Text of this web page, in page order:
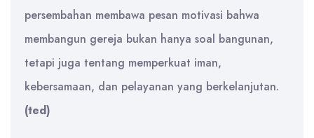
persembahan membawa pesan motivasi bahwa
membangun gereja bukan hanya soal bangunan,
tetapi juga tentang memperkuat iman,
kebersamaan, dan pelayanan yang berkelanjutan.
(ted)